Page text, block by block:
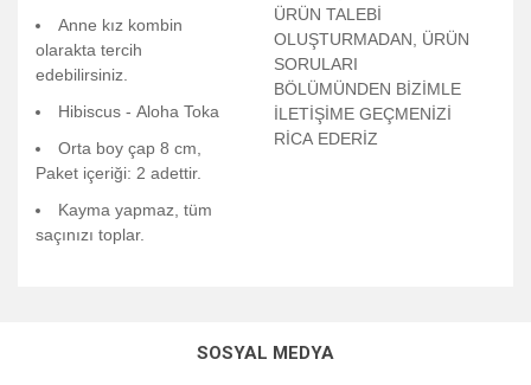
Anne kız kombin
olarakta tercih
edebilirsiniz.
Hibiscus - Aloha Toka
Orta boy çap 8 cm,
Paket içeriği: 2 adettir.
Kayma yapmaz, tüm
saçınızı toplar.
ÜRÜN TALEBİ
OLUŞTURMADAN, ÜRÜN
SORULARI
BÖLÜMÜNDEN BİZİMLE
İLETİŞİME GEÇMENİZİ
RİCA EDERİZ
kullanarak tarafımıza iletebilirsiniz.
Görüş ve önerileriniz için teşekkür ederiz.
SOSYAL MEDYA